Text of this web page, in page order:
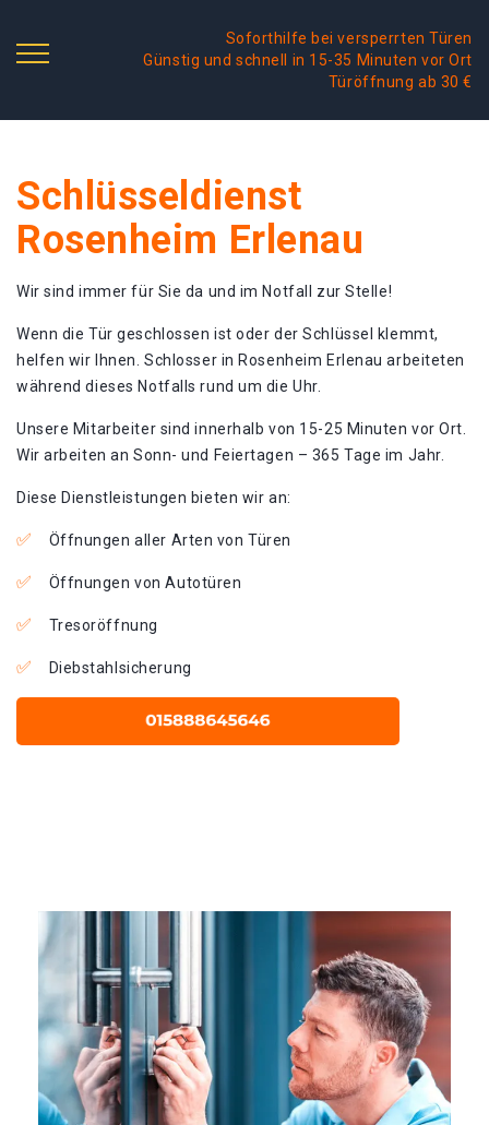
Soforthilfe bei versperrten Türen
Günstig und schnell in 15-35 Minuten vor Ort
Türöffnung ab 30 €
Schlüsseldienst
Rosenheim Erlenau
Wir sind immer für Sie da und im Notfall zur Stelle!
Wenn die Tür geschlossen ist oder der Schlüssel klemmt,
helfen wir Ihnen. Schlosser in Rosenheim Erlenau arbeiteten
während dieses Notfalls rund um die Uhr.
Unsere Mitarbeiter sind innerhalb von 15-25 Minuten vor Ort.
Wir arbeiten an Sonn- und Feiertagen – 365 Tage im Jahr.
Diese Dienstleistungen bieten wir an:
Öffnungen aller Arten von Türen
Öffnungen von Autotüren
Tresoröffnung
Diebstahlsicherung